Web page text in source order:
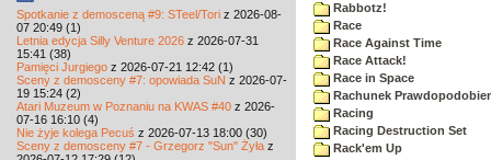
Spotkanie z demosceną #9: STeel/Tori z 2026-08-
07 20:49 (1)
Letnia edycja Silly Venture 2026 z 2026-07-31
15:41 (38)
Pamięci Jurgiego z 2026-07-21 12:42 (1)
Sceny z demosceny #7: opowiada SuN z 2026-07-
19 15:24 (2)
Atari Muzeum w Poznaniu na KWAS #40 z 2026-
07-16 16:10 (4)
Nie żyje kolega Pecuś z 2026-07-13 18:00 (30)
Sceny z demosceny #7 - Grzegorz "Sun" Żyła z
Rabbotz!
Race
Race Against Time
Race Attack!
Race in Space
Rachunek
Racing
Racing Destruction Set
Rack'em Up